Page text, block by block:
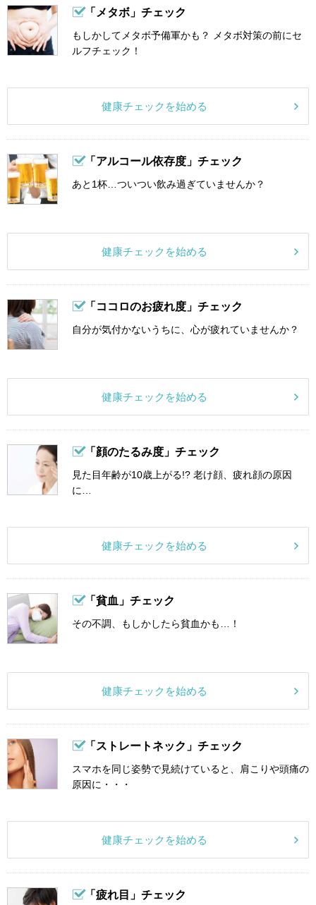
「メタボ」チェック
もしかしてメタボ予備軍かも？ メタボ対策の前にセ
ルフチェック！
健康チェックを始める
「アルコール依存度」チェック
あと1杯…ついつい飲み過ぎていませんか？
健康チェックを始める
「ココロのお疲れ度」チェック
自分が気付かないうちに、心が疲れていませんか？
健康チェックを始める
「顔のたるみ度」チェック
見た目年齢が10歳上がる!? 老け顔、疲れ顔の原因
に…
健康チェックを始める
「貧血」チェック
その不調、もしかしたら貧血かも…！
健康チェックを始める
「ストレートネック」チェック
スマホを同じ姿勢で見続けていると、肩こりや頭痛の
原因に・・・
健康チェックを始める
「疲れ目」チェック